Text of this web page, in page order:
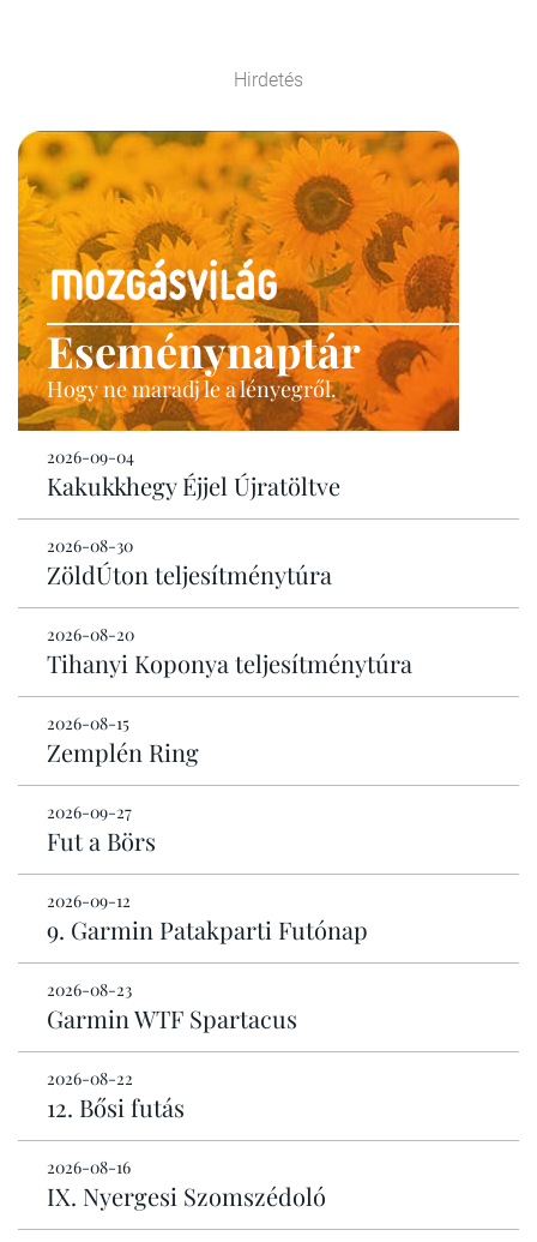
Hirdetés
Eseménynaptár
Hogy ne maradj le a lényegről.
2026-09-04
Kakukkhegy Éjjel Újratöltve
2026-08-30
ZöldÚton teljesítménytúra
2026-08-20
Tihanyi Koponya teljesítménytúra
2026-08-15
Zemplén Ring
2026-09-27
Fut a Börs
2026-09-12
9. Garmin Patakparti Futónap
2026-08-23
Garmin WTF Spartacus
2026-08-22
12. Bősi futás
2026-08-16
IX. Nyergesi Szomszédoló